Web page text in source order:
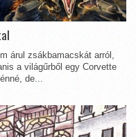
árul zsákbamacskát arról,
a világűrből egy Corvette
de...